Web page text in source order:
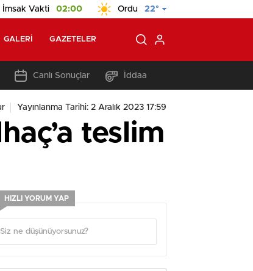
İmsak Vakti 02:00 Ordu 22°
GALERI GAZETELER
Canlı Sonuçlar İddaa
Yayınlanma Tarihi: 2 Aralık 2023 17:59
teslim
HIZLI YORUM YAP